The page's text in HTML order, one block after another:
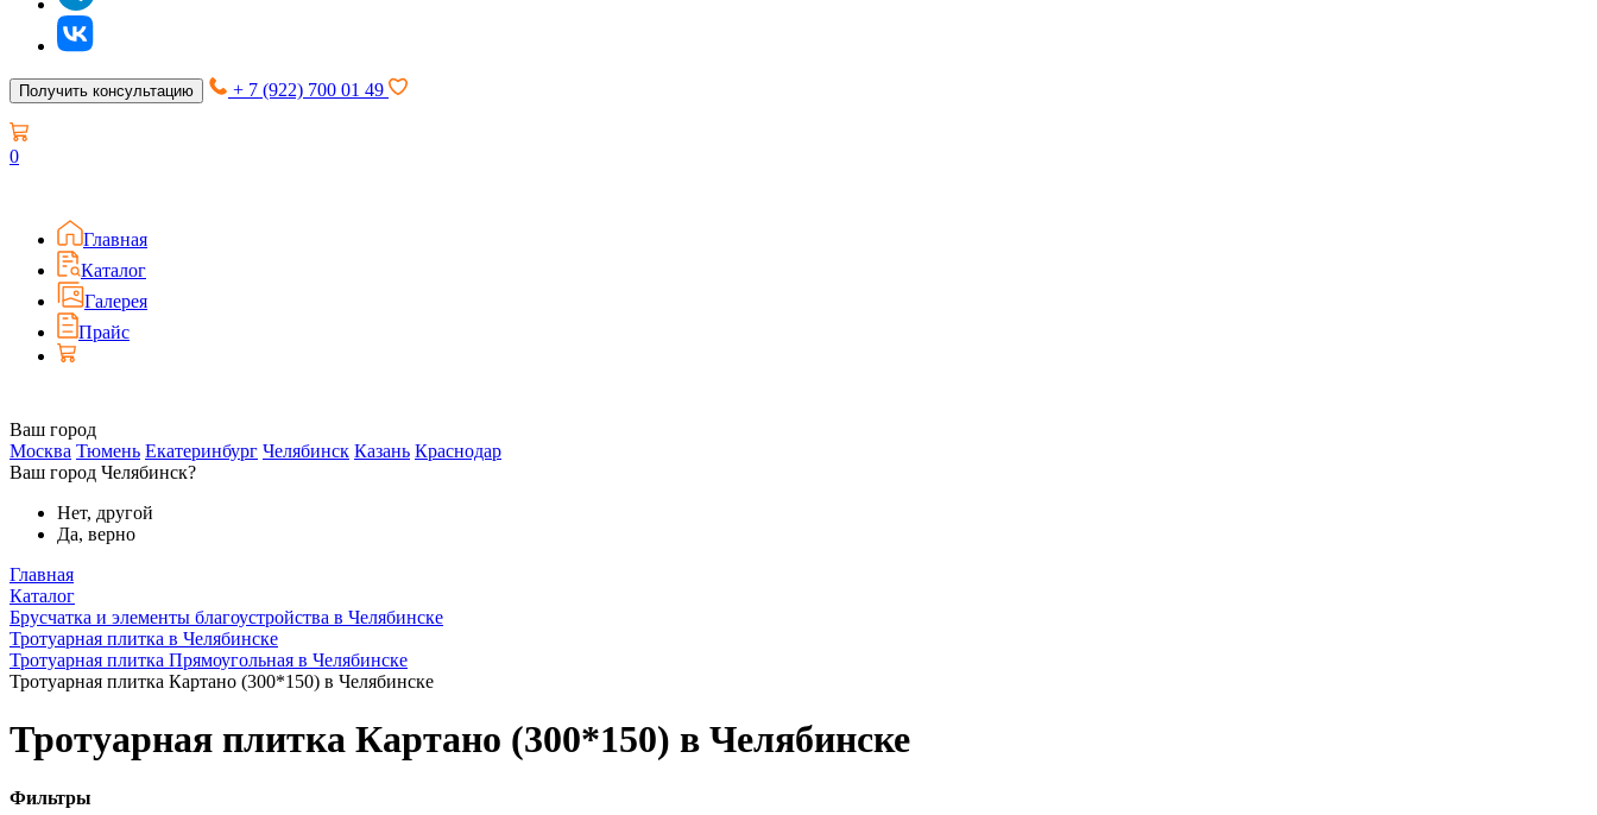
Получить консультацию + 7 (922) 700 01 49
0
Главная
Каталог
Галерея
Прайс
Ваш город
Москва Тюмень Екатеринбург Челябинск Казань Краснодар
Ваш город Челябинск?
Нет, другой
Да, верно
Главная
Каталог
Брусчатка и элементы благоустройства в Челябинске
Тротуарная плитка в Челябинске
Тротуарная плитка Прямоугольная в Челябинске
Тротуарная плитка Картано (300*150) в Челябинске
Тротуарная плитка Картано (300*150) в Челябинске
Фильтры